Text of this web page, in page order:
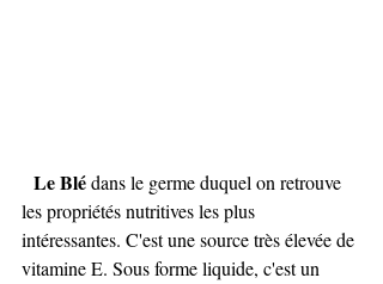
Le Blé dans le germe duquel on retrouve
les propriétés nutritives les plus
intéressantes. C'est une source très élevée de
vitamine E. Sous forme liquide, c'est un